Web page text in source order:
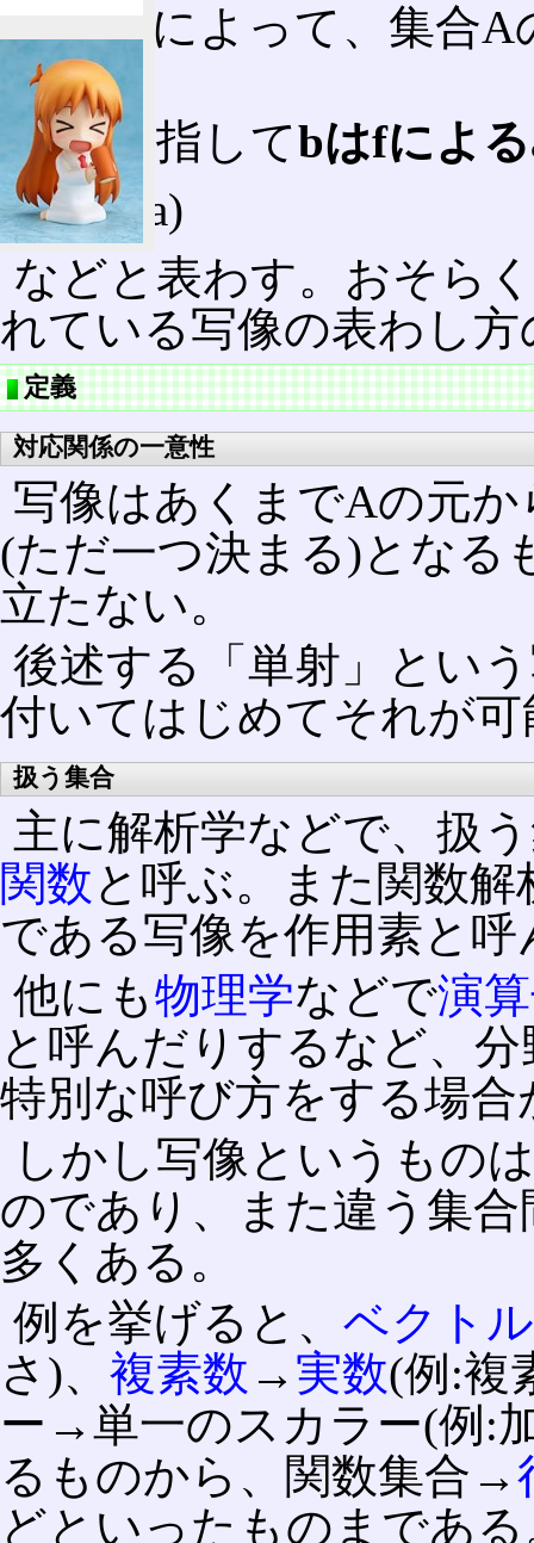
写像fによって、集合A
る。
これを指してbはfによ
b = f(a)
などと表わす。おそら
れている写像の表わし
定義
対応関係の一意性
写像はあくまでAの元
(ただ一つ決まる)となる
立たない。
後述する「単射」とい
付いてはじめてそれが
扱う集合
主に解析学などで、扱
関数と呼ぶ。また関数
である写像を作用素と
他にも物理学などで演
と呼んだりするなど、
特別な呼び方をする場合
しかし写像というもの
のであり、また違う集
多くある。
例を挙げると、ベクトル
さ)、 複素数 → 実数(例:複
ー→単一のスカラー(例:
るものから、関数集合→
どといったものまであ